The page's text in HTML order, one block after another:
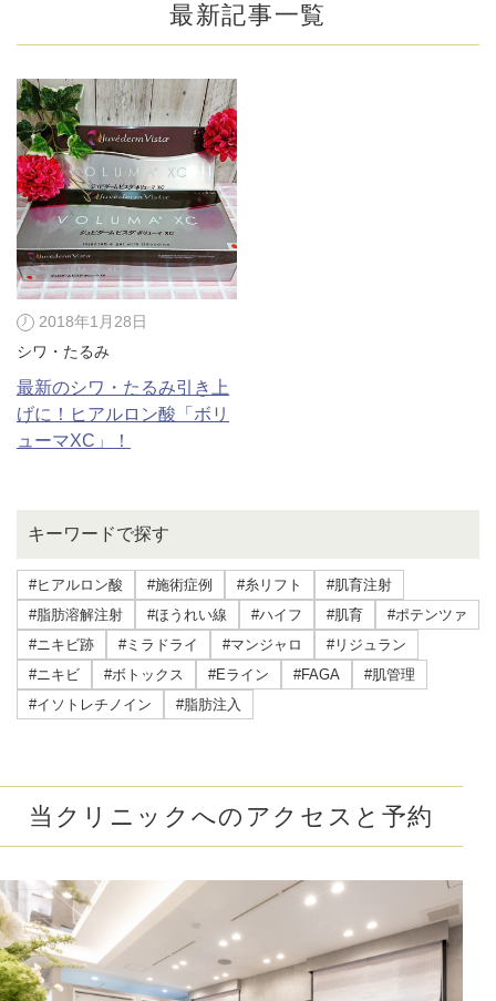
井畑 峰紀 医師
キーワードで探す
#ヒアルロン酸 #施術症例 #糸リフト
#肌育注射
#脂肪溶解注射
#ほうれい線 #ハイフ #肌育
#ポテンツァ
#ニキビ跡
#ミラドライ #マンジャロ
#リジュラン
#ニキビ
#ボトックス #Eライン #FAGA
#肌管理
#イソトレチノイン
#脂肪注入
最新記事一覧
2018年1月28日
シワ・たるみ
最新のシワ・たるみ引き上
げに！ヒアルロン酸「ボリ
ューマXC」！
当クリニックへのアクセスと予約